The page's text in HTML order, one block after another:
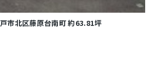
市北区藤原台南町 約63.81坪